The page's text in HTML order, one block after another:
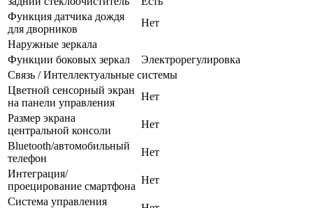
Функция датчика дождя
для дворников
Нет
Наружные зеркала
Функции боковых зеркал
Электрорегулировка
Связь / Интеллектуальные системы
Цветной сенсорный экран
на панели управления
Нет
Размер экрана
центральной консоли
Нет
Bluetooth/автомобильный
телефон
Нет
Интеграция/
проецирование смартфона
Нет
Система управления